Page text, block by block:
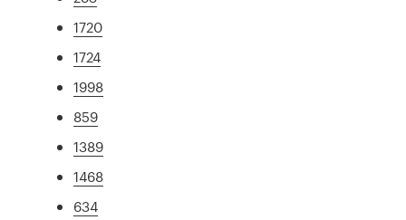
1720
1724
1998
859
1389
1468
634